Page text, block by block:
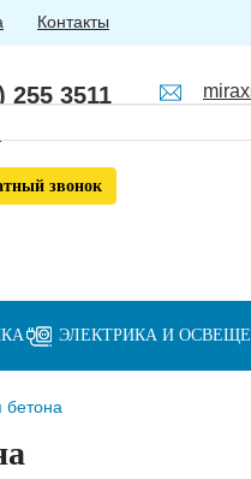
ЭЛЕКТРИКА И
Контакты
255 3511
4123
звонок
бетона